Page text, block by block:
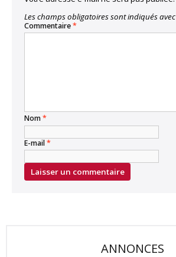
Les champs obligatoires sont indiqués avec
Commentaire*
Nom*
E-mail*
ANNONCES